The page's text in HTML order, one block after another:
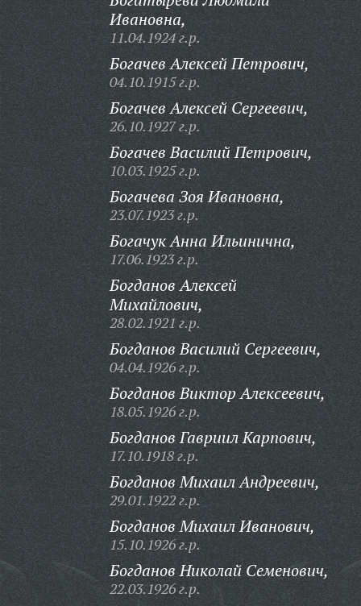
Ивановна,
11.04.1924 г.р.
Богачев Алексей Петрович,
04.10.1915 г.р.
Богачев Алексей Сергеевич,
26.10.1927 г.р.
Богачев Василий Петрович,
10.03.1925 г.р.
Богачева Зоя Ивановна,
23.07.1923 г.р.
Богачук Анна Ильинична,
17.06.1923 г.р.
Богданов Алексей
Михайлович,
28.02.1921 г.р.
Богданов Василий Сергеевич,
04.04.1926 г.р.
Богданов Виктор Алексеевич,
18.05.1926 г.р.
Богданов Гавриил Карпович,
17.10.1918 г.р.
Богданов Михаил Андреевич,
29.01.1922 г.р.
Богданов Михаил Иванович,
15.10.1926 г.р.
Богданов Николай Семенович,
22.03.1926 г.р.